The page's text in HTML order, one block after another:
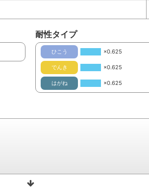
耐性タイプ
ひこう ×0.625
でんき ×0.625
はがね ×0.625